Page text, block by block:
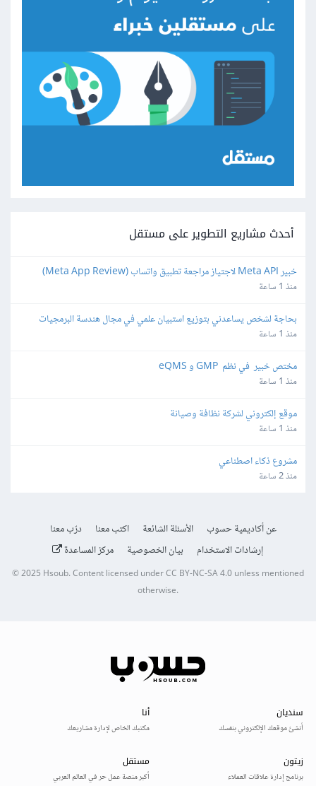
أحدث مشاريع التطوير على مستقل
لمنصة SaaS
منذ 1 ساعة
بحاجة لشخص يساعدني بتوزيع استبيان علمي في مجال هندسة البرمجيات
منذ 1 ساعة
مختص خبير  في نظم  GMP و eQMS
منذ 1 ساعة
موقع إلكتروني لشركة نظافة وصيانة
منذ 1 ساعة
مشروع ذكاء اصطناعي
منذ 2 ساعة
عن أكاديمية حسوب الأسئلة الشائعة اكتب معنا
درّب معنا
إرشادات الاستخدام
بيان الخصوصية مركز المساعدة
© 2025 Hsoub.Content licensed underCC BY-NC-SA 4.0unless mentioned
otherwise.